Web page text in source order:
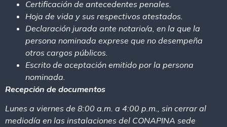
Certificación de antecedentes penales.
Hoja de vida y sus respectivos atestados.
Declaración jurada ante notario/a, en la que la
persona nominada exprese que no desempeña
otros cargos públicos.
Escrito de aceptación emitido por la persona
nominada.
Recepción de documentos
Lunes a viernes de 8:00 a.m. a 4:00 p.m., sin cerrar al
mediodía en las instalaciones del CONAPINA sede